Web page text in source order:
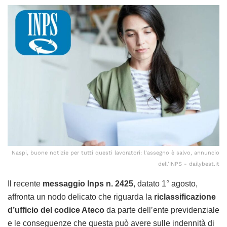
Naspi, buone notizie per tutti questi lavoratori: l'assegno è salvo, annuncio
dell'INPS - dailybest.it
Il recente messaggio Inps n. 2425, datato 1° agosto,
affronta un nodo delicato che riguarda la riclassificazione
d’ufficio del codice Ateco da parte dell’ente previdenziale
e le conseguenze che questa può avere sulle indennità di